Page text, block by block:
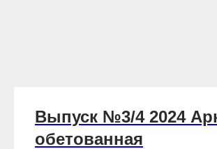
Выпуск №3/4 2024
обетованная